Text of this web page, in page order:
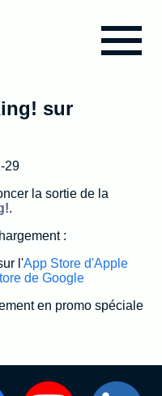
sur
29
la sortie de la
.
:
l'App Store d'Apple
de Google
en promo spéciale